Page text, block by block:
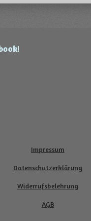
Impressum
Datenschutzerklärung
Widerrufsbelehrung
AGB